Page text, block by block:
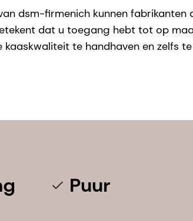
dsm-firmenich kunnen
dat u toegang hebt tot op
te handhaven en zelfs
Puur